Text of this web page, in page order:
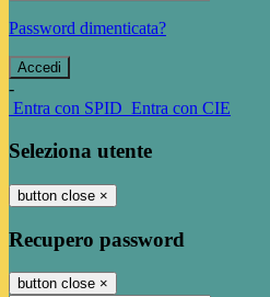
Password dimenticata?
-
Entra con SPID Entra con CIE
Seleziona utente
button close ×
Recupero password
button close ×